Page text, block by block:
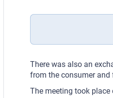
There was also an
from the consumer
The meeting took place